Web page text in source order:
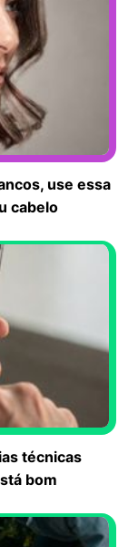
use essa
cabelo
técnicas
bom